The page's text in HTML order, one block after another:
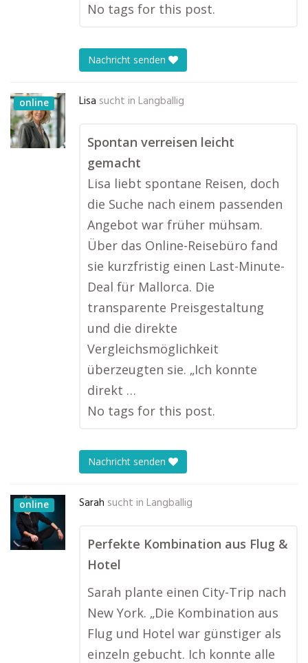
No tags for this post.
Nachricht senden
online Lisa sucht in Langballig
Spontan verreisen leicht
gemacht
Lisa liebt spontane Reisen, doch
die Suche nach einem passenden
Angebot war früher mühsam.
Über das Online-Reisebüro fand
sie kurzfristig einen Last-Minute-
Deal für Mallorca. Die
transparente Preisgestaltung
und die direkte
Vergleichsmöglichkeit
überzeugten sie. „Ich konnte
direkt …
No tags for this post.
Nachricht senden
online Sarah sucht in Langballig
Perfekte Kombination aus Flug &
Hotel
Sarah plante einen City-Trip nach
New York. „Die Kombination aus
Flug und Hotel war günstiger als
einzeln gebucht. Ich konnte alle